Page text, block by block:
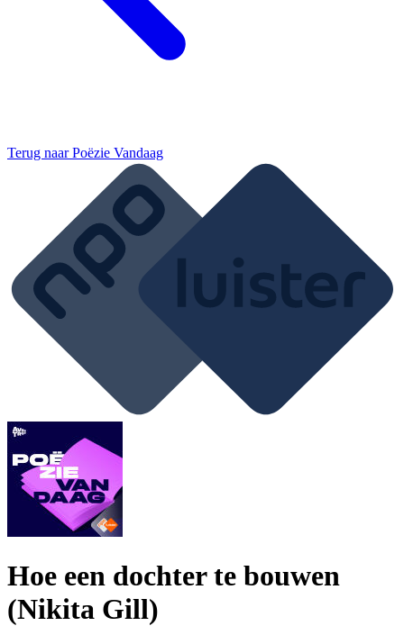
Terug naarPoëzie Vandaag
Hoe een dochter te bouwen
(Nikita Gill)